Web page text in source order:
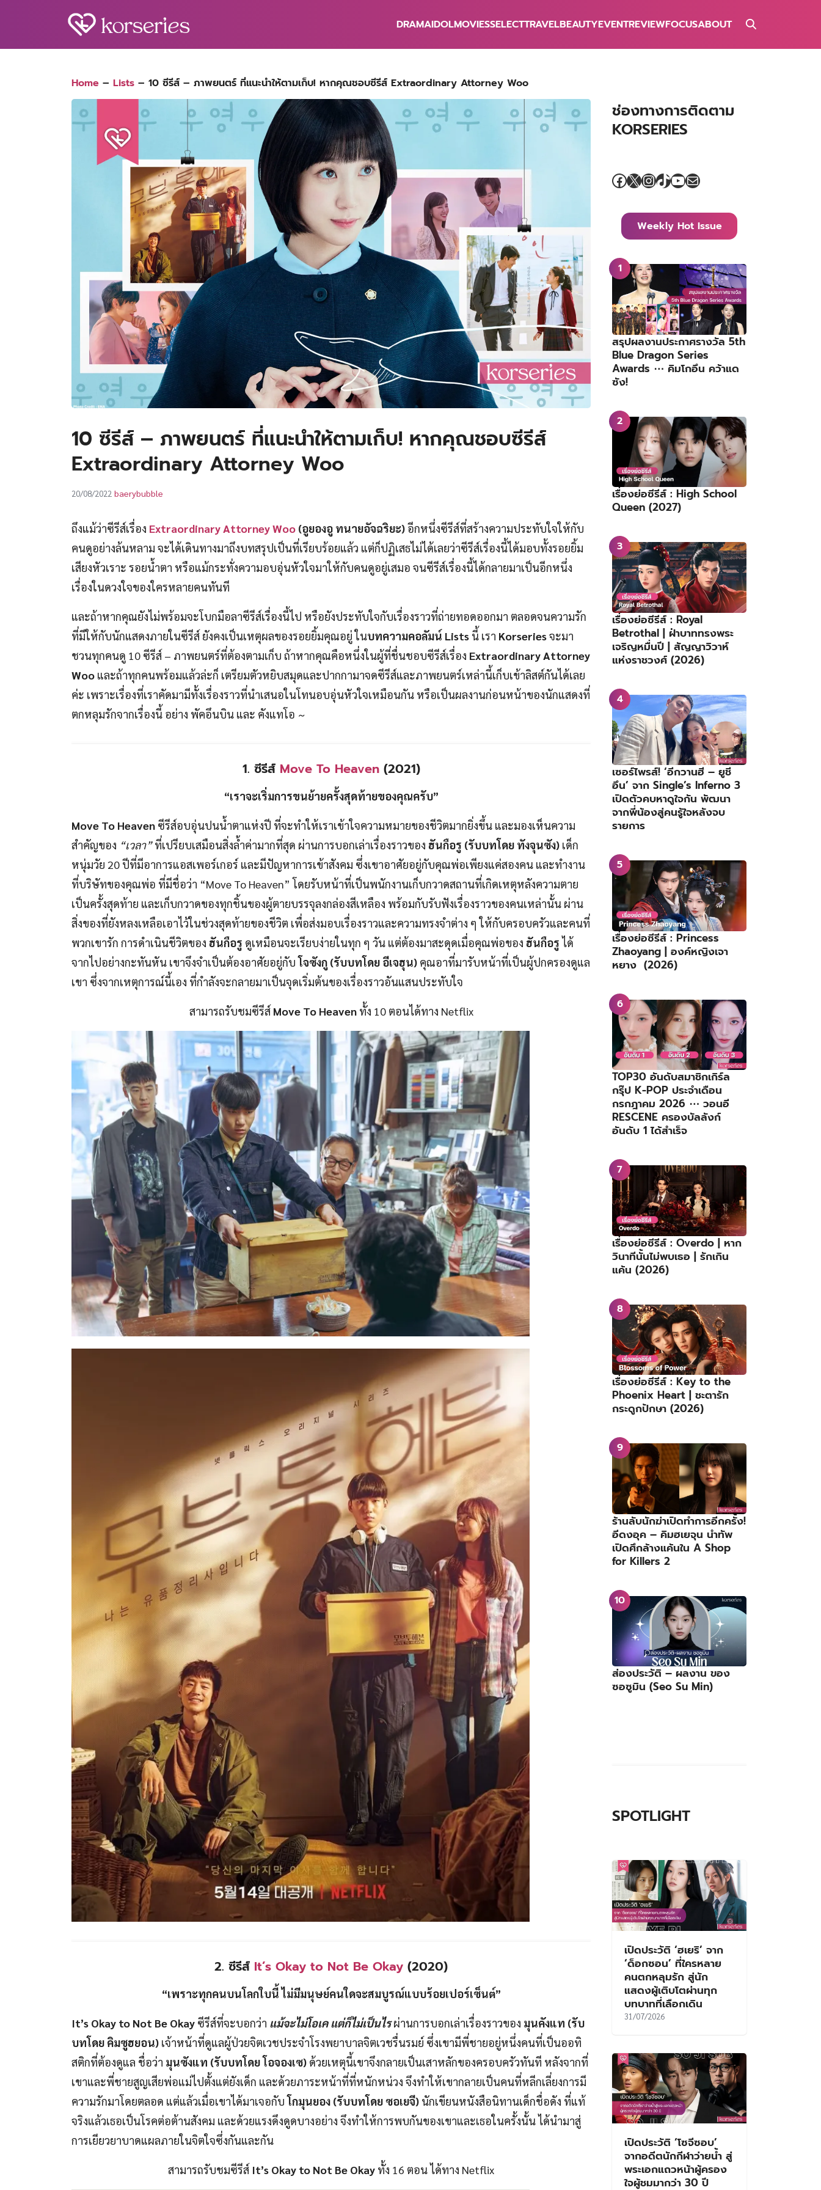
DRAMAIDOLMOVIESSELECTTRAVELBEAUTYEVENTREVIEWFOCUSABOUT
Home – Lists – 10 ซีรีส์ – ภาพยนตร์ ที่แนะนำให้ตามเก็บ! หากคุณชอบซีรีส์ Extraordinary Attorney Woo
10 ซีรีส์ – ภาพยนตร์ ที่แนะนำให้ตามเก็บ! หากคุณชอบซีรีส์
Extraordinary Attorney Woo
20/08/2022 baerybubble
ถึงแม้ว่าซีรีส์เรื่อง Extraordinary Attorney Woo (อูยองอู ทนายอัจฉริยะ)อีกหนึ่งซีรีส์ที่สร้างความประทับใจให้กับ
คนดูอย่างล้นหลาม จะได้เดินทางมาถึงบทสรุปเป็นที่เรียบร้อยแล้ว แต่ก็ปฏิเสธไม่ได้เลยว่าซีรีส์เรื่องนี้ได้มอบทั้งรอยยิ้ม
เสียงหัวเราะ รอยน้ำตา หรือแม้กระทั่งความอบอุ่นหัวใจมาให้กับคนดูอยู่เสมอ จนซีรีส์เรื่องนี้ได้กลายมาเป็นอีกหนึ่ง
เรื่องในดวงใจของใครหลายคนทันที
และถ้าหากคุณยังไม่พร้อมจะโบกมือลาซีรีส์เรื่องนี้ไป หรือยังประทับใจกับเรื่องราวที่ถ่ายทอดออกมา ตลอดจนความรัก
ที่มีให้กับนักแสดงภายในซีรีส์ ยังคงเป็นเหตุผลของรอยยิ้มคุณอยู่ ในบทความคอลัมน์ Lists นี้ เรา Korseriesจะมา
ชวนทุกคนดู 10 ซีรีส์ – ภาพยนตร์ที่ต้องตามเก็บ ถ้าหากคุณคือหนึ่งในผู้ที่ชื่นชอบซีรีส์เรื่อง Extraordinary Attorney
Woo และถ้าทุกคนพร้อมแล้วล่ะก็ เตรียมตัวหยิบสมุดและปากกามาจดซีรีส์และภาพยนตร์เหล่านี้เก็บเข้าลิสต์กันได้เลย
ค่ะ เพราะเรื่องที่เราคัดมามีทั้งเรื่องราวที่นำเสนอในโทนอบอุ่นหัวใจเหมือนกัน หรือเป็นผลงานก่อนหน้าของนักแสดงที่
ตกหลุมรักจากเรื่องนี้ อย่าง พัคอึนบิน และ คังแทโอ ~
1. ซีรีส์ Move To Heaven(2021)
“เราจะเริ่มการขนย้ายครั้งสุดท้ายของคุณครับ”
Move To Heaven ซีรีส์อบอุ่นปนน้ำตาแห่งปี ที่จะทำให้เราเข้าใจความหมายของชีวิตมากยิ่งขึ้น และมองเห็นความ
สำคัญของ “เวลา”ที่เปรียบเสมือนสิ่งล้ำค่ามากที่สุด ผ่านการบอกเล่าเรื่องราวของ ฮันกือรู (รับบทโดย ทังจุนซัง) เด็ก
หนุ่มวัย 20 ปีที่มีอาการแอสเพอร์เกอร์ และมีปัญหาการเข้าสังคม ซึ่งเขาอาศัยอยู่กับคุณพ่อเพียงแค่สองคน และทำงาน
ที่บริษัทของคุณพ่อ ที่มีชื่อว่า “Move To Heaven” โดยรับหน้าที่เป็นพนักงานเก็บกวาดสถานที่เกิดเหตุหลังความตาย
เป็นครั้งสุดท้าย และเก็บกวาดของทุกชิ้นของผู้ตายบรรจุลงกล่องสีเหลือง พร้อมกับรับฟังเรื่องราวของคนเหล่านั้น ผ่าน
สิ่งของที่ยังหลงเหลือเอาไว้ในช่วงสุดท้ายของชีวิต เพื่อส่งมอบเรื่องราวและความทรงจำต่าง ๆ ให้กับครอบครัวและคนที่
พวกเขารัก การดำเนินชีวิตของ ฮันกือรู ดูเหมือนจะเรียบง่ายในทุก ๆ วัน แต่ต้องมาสะดุดเมื่อคุณพ่อของ ฮันกือรู ได้
จากไปอย่างกะทันหัน เขาจึงจำเป็นต้องอาศัยอยู่กับโจซังกู (รับบทโดย อีเจฮุน) คุณอาที่มารับหน้าที่เป็นผู้ปกครองดูแล
เขา ซึ่งจากเหตุการณ์นี้เอง ที่กำลังจะกลายมาเป็นจุดเริ่มต้นของเรื่องราวอันแสนประทับใจ
สามารถรับชมซีรีส์ Move To Heavenทั้ง 10 ตอนได้ทาง Netflix
2. ซีรีส์ It’s Okay to Not Be Okay (2020)
“เพราะทุกคนบนโลกใบนี้ ไม่มีมนุษย์คนใดจะสมบูรณ์แบบร้อยเปอร์เซ็นต์”
It’s Okay to Not Be Okay ซีรีส์ที่จะบอกว่า แม้จะไม่โอเค แต่ก็ไม่เป็นไรผ่านการบอกเล่าเรื่องราวของ มุนคังแท (รับ
บทโดย คิมซูฮยอน) เจ้าหน้าที่ดูแลผู้ป่วยจิตเวชประจำโรงพยาบาลจิตเวชรื่นรมย์ ซึ่งเขามีพี่ชายอยู่หนึ่งคนที่เป็นออทิ
สติกที่ต้องดูแล ชื่อว่า มุนซังแท (รับบทโดย โอจองเซ) ด้วยเหตุนี้เขาจึงกลายเป็นเสาหลักของครอบครัวทันที หลังจากที่
เขาและพี่ชายสูญเสียพ่อแม่ไปตั้งแต่ยังเด็ก และด้วยภาระหน้าที่ที่หนักหน่วง จึงทำให้เขากลายเป็นคนที่หลีกเลี่ยงการมี
ความรักมาโดยตลอด แต่แล้วเมื่อเขาได้มาเจอกับโกมุนยอง (รับบทโดย ซอเยจี) นักเขียนหนังสือนิทานเด็กชื่อดัง ที่แท้
จริงแล้วเธอเป็นโรคต่อต้านสังคม และด้วยแรงดึงดูดบางอย่าง จึงทำให้การพบกันของเขาและเธอในครั้งนั้น ได้นำมาสู่
การเยียวยาบาดแผลภายในจิตใจซึ่งกันและกัน
สามารถรับชมซีรีส์ It’s Okay to Not Be Okay ทั้ง 16 ตอน ได้ทาง Netflix
ช่องทางการติดตาม
KORSERIES
Facebook
X Instagram
TikTok
YouTube
Mail
Weekly Hot Issue
สรุปผลงานประกาศรางวัล 5th
Blue Dragon Series
Awards ⋯ คิมโกอึน คว้าแด
ซัง!
เรื่องย่อซีรีส์ : High School
Queen (2027)
เรื่องย่อซีรีส์ : Royal
Betrothal | ฝ่าบาททรงพระ
เจริญหมื่นปี | สัญญาวิวาห์
แห่งราชวงศ์ (2026)
เซอร์ไพรส์! ‘อีกวานฮี – ยูชี
อึน’ จาก Single’s Inferno 3
เปิดตัวคบหาดูใจกัน พัฒนา
จากพี่น้องสู่คนรู้ใจหลังจบ
รายการ
เรื่องย่อซีรีส์ : Princess
Zhaoyang | องค์หญิงเจา
หยาง (2026)
TOP30 อันดับสมาชิกเกิร์ล
กรุ๊ป K-POP ประจำเดือน
กรกฎาคม 2026 ⋯ วอนอี
RESCENE ครองบัลลังก์
อันดับ 1 ได้สำเร็จ
เรื่องย่อซีรีส์ : Overdo | หาก
วินาทีนั้นไม่พบเธอ | รักเกิน
แค้น (2026)
เรื่องย่อซีรีส์ : Key to the
Phoenix Heart | ชะตารัก
กระดูกปักษา (2026)
ร้านลับนักฆ่าเปิดทำการอีกครั้ง!
อีดงอุค – คิมฮเยจุน นำทัพ
เปิดศึกล้างแค้นใน A Shop
for Killers 2
ส่องประวัติ – ผลงาน ของ
ซอซูมิน (Seo Su Min)
SPOTLIGHT
เปิดประวัติ ‘ฮเยริ’ จาก
‘ด็อกซอน’ ที่ใครหลาย
คนตกหลุมรัก สู่นัก
แสดงผู้เติบโตผ่านทุก
บทบาทที่เลือกเดิน
31/07/2026
เปิดประวัติ ‘โซจีซอบ’
จากอดีตนักกีฬาว่ายน้ำ สู่
พระเอกแถวหน้าผู้ครอง
ใจผู้ชมมากว่า 30 ปี